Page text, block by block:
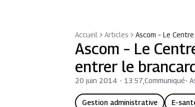
Accueil
Articles Ascom – Le
Ascom – Le
entrer le
20 juin 2014 - 13:57 ,Communiqué-
Gestion administrative E-